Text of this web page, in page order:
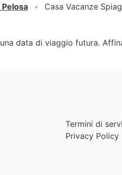
Pelosa Casa Vacanze
data di viaggio futura.
Termini di
Privacy Policy